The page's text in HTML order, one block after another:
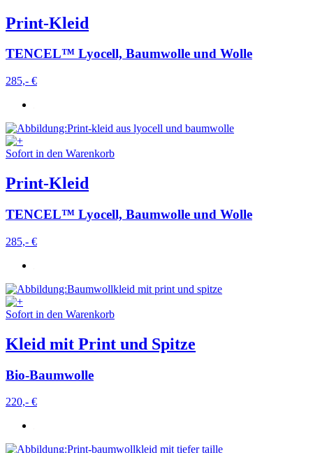
Print-Kleid
TENCEL™ Lyocell, Baumwolle und Wolle
285,- €
Sofort in den Warenkorb
Print-Kleid
TENCEL™ Lyocell, Baumwolle und Wolle
285,- €
Sofort in den Warenkorb
Kleid mit Print und Spitze
Bio-Baumwolle
220,- €